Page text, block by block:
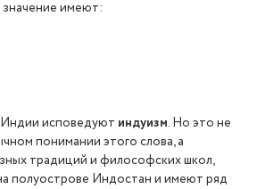
имеют:
исповедуют индуизм. Но это не
понимании этого слова, а
традиций и философских школ,
полуострове Индостан и имеют ряд